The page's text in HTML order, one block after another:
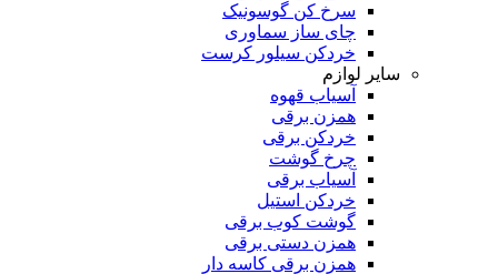
سرخ کن گوسونیک
چای ساز سماوری
خردکن سیلور کرست
سایر لوازم
آسیاب قهوه
همزن برقی
خردکن برقی
چرخ گوشت
آسیاب برقی
خردکن استیل
گوشت کوب برقی
همزن دستی برقی
همزن برقی کاسه دار